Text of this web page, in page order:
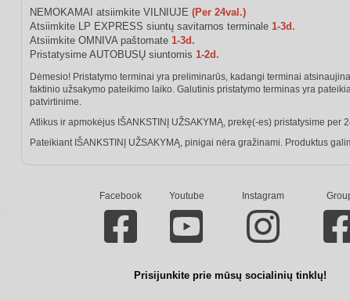
NEMOKAMAI atsiimkite VILNIUJE (Per 24val.)
Atsiimkite LP EXPRESS siuntų savitarnos terminale 1-3d.
Atsiimkite OMNIVA paštomate 1-3d.
Pristatysime AUTOBUSŲ siuntomis 1-2d.
Dėmesio! Pristatymo terminai yra preliminarūs, kadangi terminai
faktinio užsakymo pateikimo laiko. Galutinis pristatymo terminas yra
patvirtinime.
Atlikus ir apmokėjus IŠANKSTINĮ UŽSAKYMĄ, prekę(-es) pristatysime per
Pateikiant IŠANKSTINĮ UŽSAKYMĄ, pinigai nėra gražinami. Produktus
Facebook Youtube Instagram
Prisijunkite prie mūsų socialinių tinklų!